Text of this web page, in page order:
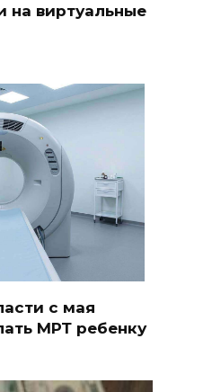
на виртуальные
с мая
МРТ ребенку